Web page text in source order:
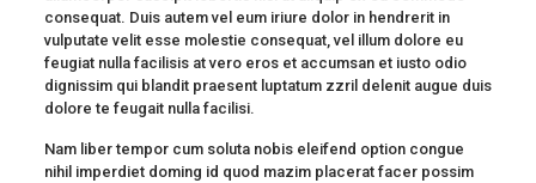
consequat. Duis autem vel eum iriure dolor in hendrerit in
vulputate velit esse molestie consequat, vel illum dolore eu
feugiat nulla facilisis at vero eros et accumsan et iusto odio
dignissim qui blandit praesent luptatum zzril delenit augue duis
dolore te feugait nulla facilisi.
Nam liber tempor cum soluta nobis eleifend option congue
nihil imperdiet doming id quod mazim placerat facer possim